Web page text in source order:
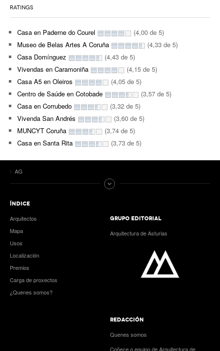
RATINGS
Casa en Paderne do Courel
(4,00 de 5)
Museo de Belas Artes A Coruña
(4,33 de 5)
Casa Domínguez
(4,43 de 5)
Vivendas en Caramoniña
(4,15 de 5)
Casa A5 en Oleiros
(4,05 de 5)
Centro de Saúde en Cotobade
(3,57 de 5)
Casa en Corrubedo
(3,32 de 5)
Vivenda San Andrés
(3,60 de 5)
MUNCYT Coruña
(3,74 de 5)
Casa en Santa Rita
(3,73 de 5)
AG
ÍNDICE
Arquitectos
Mapa
Usos
Localización
Premios
Carga de proxectos
¿Quenes somos?
GRUPO EDITORIAL
Arquitectura de Asturias
REDACCIÓN
Quenes somos
Coñece o equipo de Arquitectura de